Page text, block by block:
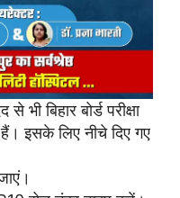
भी बिहार बोर्ड परीक्षा
इसके लिए नीचे दिए गए